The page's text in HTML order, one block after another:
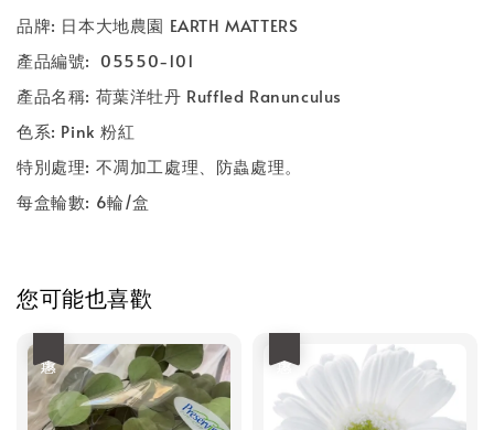
品牌: 日本大地農園 EARTH MATTERS
產品編號: 05550-101
產品名稱: 荷葉洋牡丹 Ruffled Ranunculus
色系: Pink 粉紅
特別處理: 不凋加工處理、防蟲處理。
每盒輪數: 6輪/盒
您可能也喜歡